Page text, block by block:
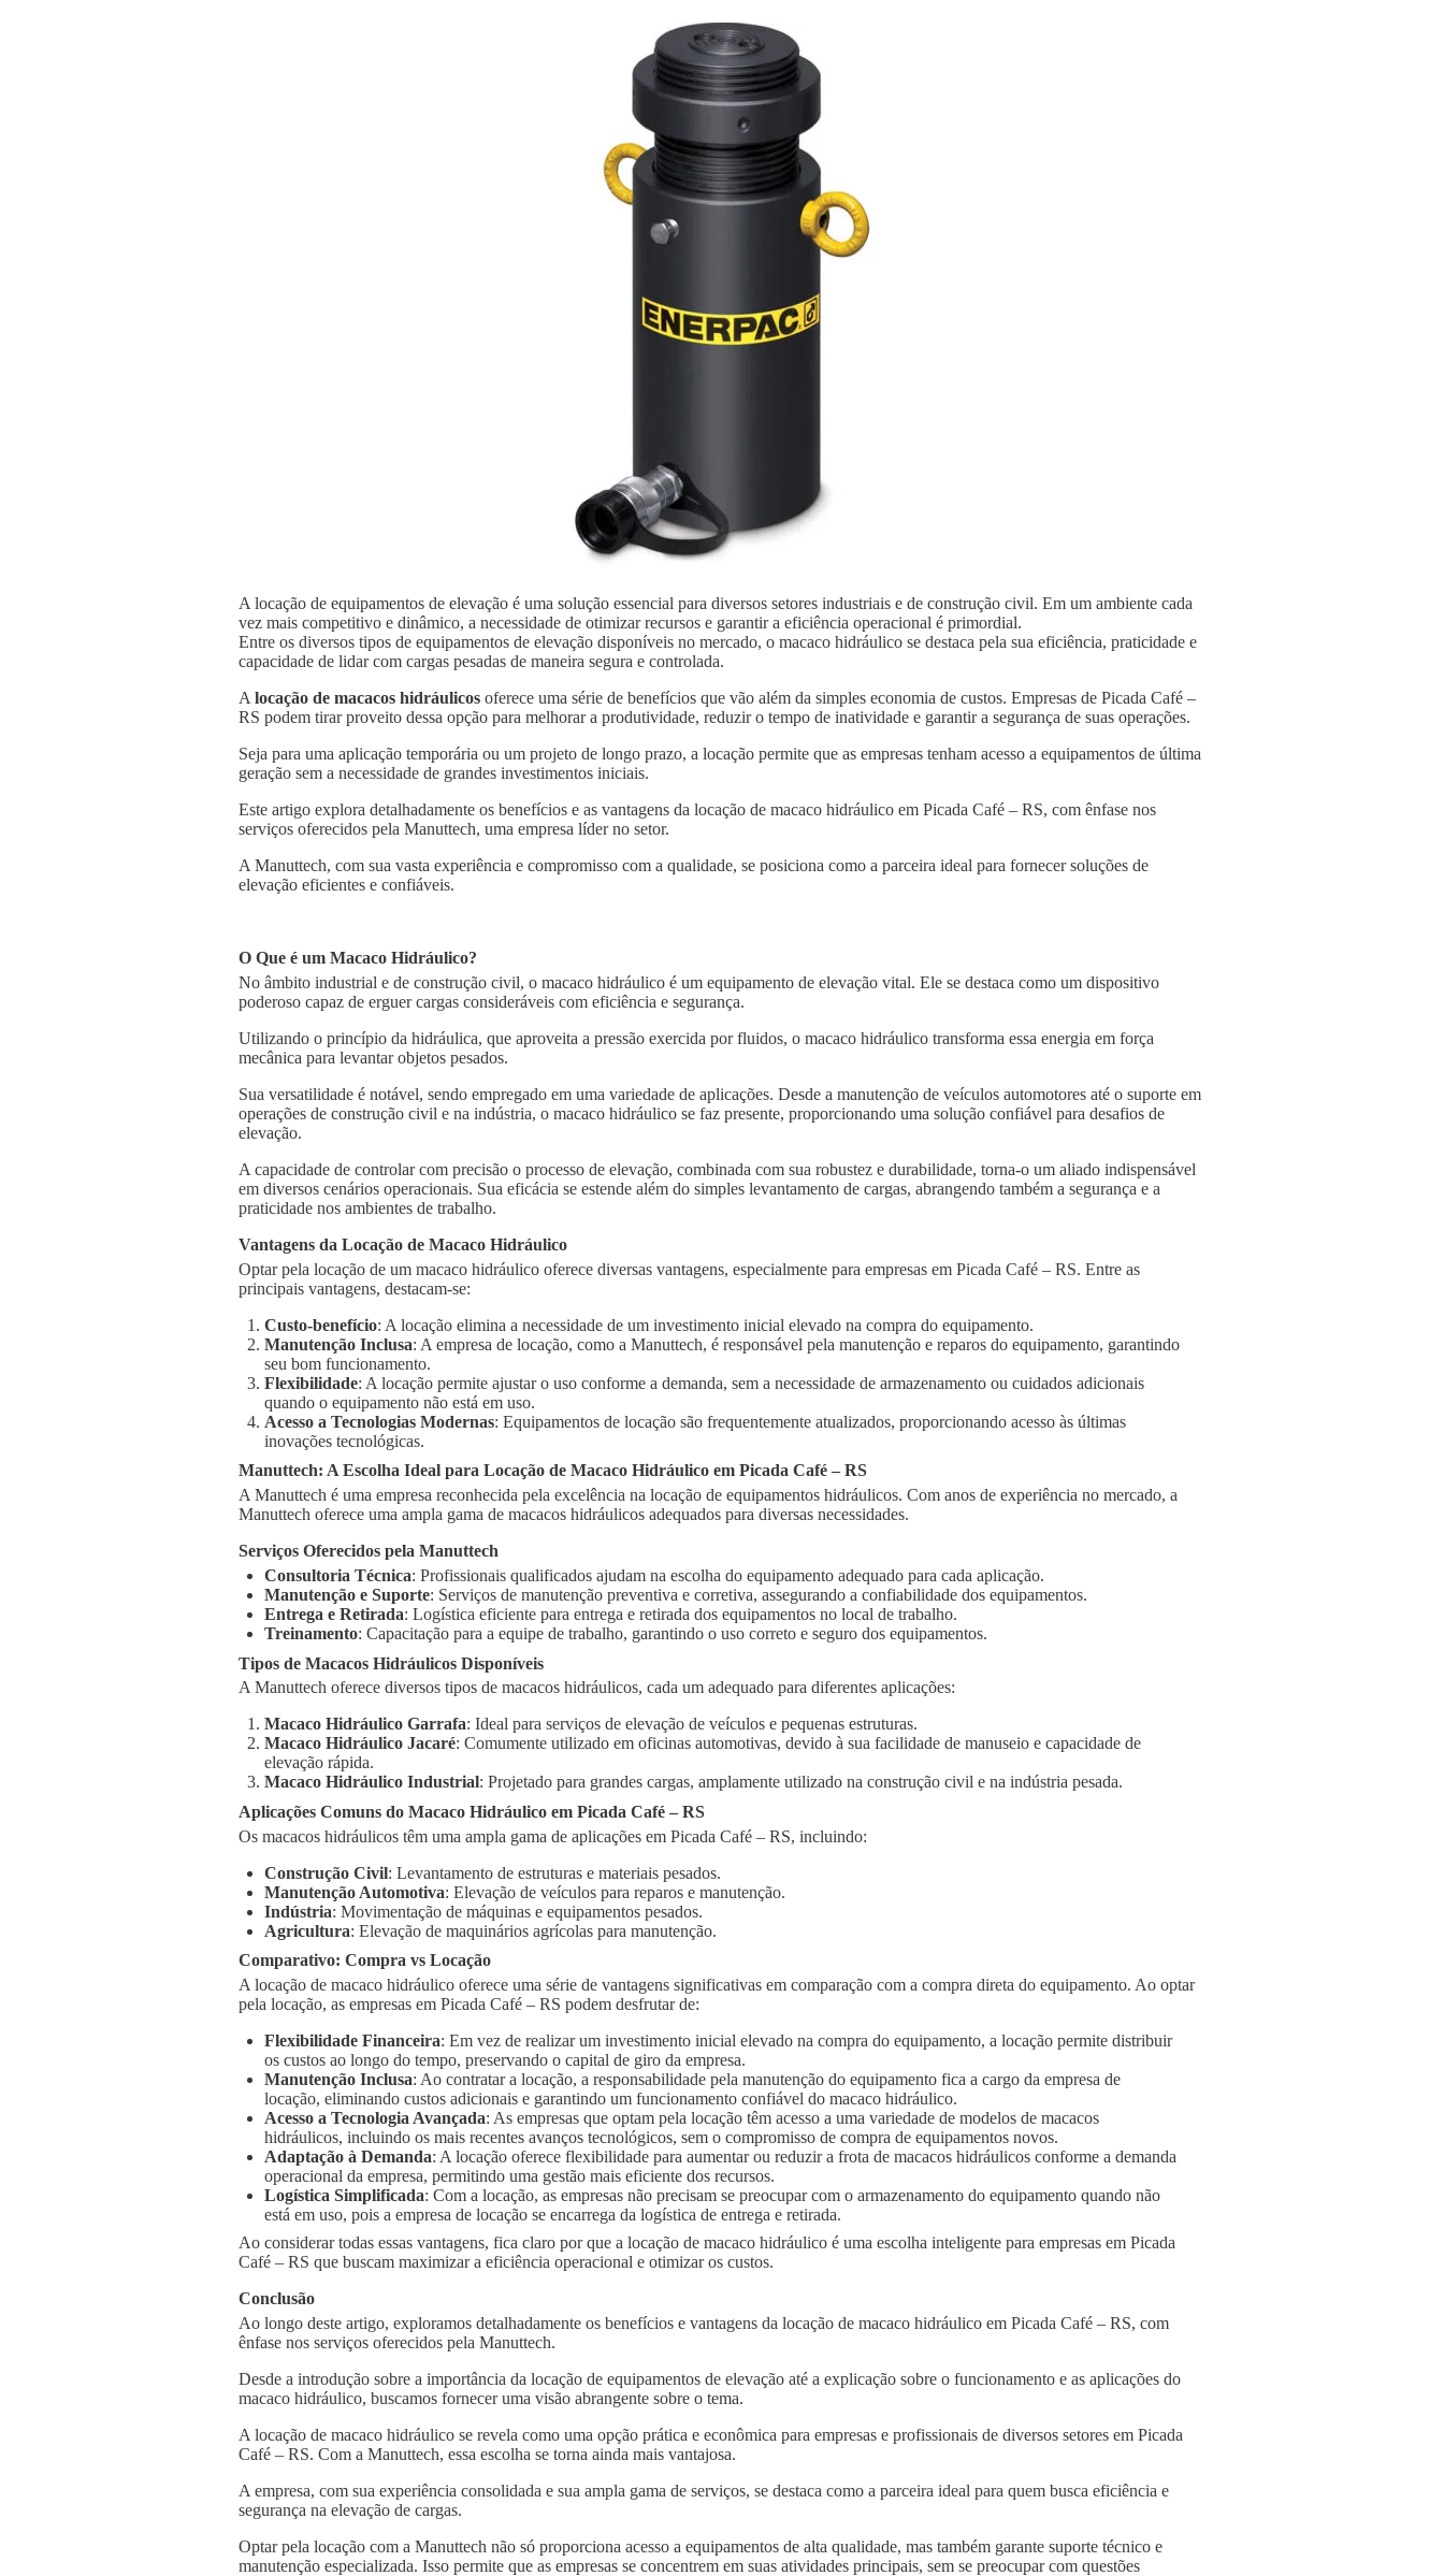
A locação de equipamentos de elevação é uma solução essencial para diversos setores industriais e de construção civil. Em um ambiente cada
vez mais competitivo e dinâmico, a necessidade de otimizar recursos e garantir a eficiência operacional é primordial.
Entre os diversos tipos de equipamentos de elevação disponíveis no mercado, o macaco hidráulico se destaca pela sua eficiência, praticidade e
capacidade de lidar com cargas pesadas de maneira segura e controlada.
A locação de macacos hidráulicos oferece uma série de benefícios que vão além da simples economia de custos. Empresas de Picada Café –
RS podem tirar proveito dessa opção para melhorar a produtividade, reduzir o tempo de inatividade e garantir a segurança de suas operações.
Seja para uma aplicação temporária ou um projeto de longo prazo, a locação permite que as empresas tenham acesso a equipamentos de última
geração sem a necessidade de grandes investimentos iniciais.
Este artigo explora detalhadamente os benefícios e as vantagens da locação de macaco hidráulico em Picada Café – RS, com ênfase nos
serviços oferecidos pela Manuttech, uma empresa líder no setor.
A Manuttech, com sua vasta experiência e compromisso com a qualidade, se posiciona como a parceira ideal para fornecer soluções de
elevação eficientes e confiáveis.
O Que é um Macaco Hidráulico?
No âmbito industrial e de construção civil, o macaco hidráulico é um equipamento de elevação vital. Ele se destaca como um dispositivo
poderoso capaz de erguer cargas consideráveis com eficiência e segurança.
Utilizando o princípio da hidráulica, que aproveita a pressão exercida por fluidos, o macaco hidráulico transforma essa energia em força
mecânica para levantar objetos pesados.
Sua versatilidade é notável, sendo empregado em uma variedade de aplicações. Desde a manutenção de veículos automotores até o suporte em
operações de construção civil e na indústria, o macaco hidráulico se faz presente, proporcionando uma solução confiável para desafios de
elevação.
A capacidade de controlar com precisão o processo de elevação, combinada com sua robustez e durabilidade, torna-o um aliado indispensável
em diversos cenários operacionais. Sua eficácia se estende além do simples levantamento de cargas, abrangendo também a segurança e a
praticidade nos ambientes de trabalho.
Vantagens da Locação de Macaco Hidráulico
Optar pela locação de um macaco hidráulico oferece diversas vantagens, especialmente para empresas em Picada Café – RS. Entre as
principais vantagens, destacam-se:
Custo-benefício: A locação elimina a necessidade de um investimento inicial elevado na compra do equipamento.
Manutenção Inclusa: A empresa de locação, como a Manuttech, é responsável pela manutenção e reparos do equipamento, garantindo
seu bom funcionamento.
Flexibilidade: A locação permite ajustar o uso conforme a demanda, sem a necessidade de armazenamento ou cuidados adicionais
quando o equipamento não está em uso.
Acesso a Tecnologias Modernas: Equipamentos de locação são frequentemente atualizados, proporcionando acesso às últimas
inovações tecnológicas.
Manuttech: A Escolha Ideal para Locação de Macaco Hidráulico em Picada Café – RS
A Manuttech é uma empresa reconhecida pela excelência na locação de equipamentos hidráulicos. Com anos de experiência no mercado, a
Manuttech oferece uma ampla gama de macacos hidráulicos adequados para diversas necessidades.
Serviços Oferecidos pela Manuttech
Consultoria Técnica: Profissionais qualificados ajudam na escolha do equipamento adequado para cada aplicação.
Manutenção e Suporte: Serviços de manutenção preventiva e corretiva, assegurando a confiabilidade dos equipamentos.
Entrega e Retirada: Logística eficiente para entrega e retirada dos equipamentos no local de trabalho.
Treinamento: Capacitação para a equipe de trabalho, garantindo o uso correto e seguro dos equipamentos.
Tipos de Macacos Hidráulicos Disponíveis
A Manuttech oferece diversos tipos de macacos hidráulicos, cada um adequado para diferentes aplicações:
Macaco Hidráulico Garrafa: Ideal para serviços de elevação de veículos e pequenas estruturas.
Macaco Hidráulico Jacaré: Comumente utilizado em oficinas automotivas, devido à sua facilidade de manuseio e capacidade de
elevação rápida.
Macaco Hidráulico Industrial: Projetado para grandes cargas, amplamente utilizado na construção civil e na indústria pesada.
Aplicações Comuns do Macaco Hidráulico em Picada Café – RS
Os macacos hidráulicos têm uma ampla gama de aplicações em Picada Café – RS, incluindo:
Construção Civil: Levantamento de estruturas e materiais pesados.
Manutenção Automotiva: Elevação de veículos para reparos e manutenção.
Indústria: Movimentação de máquinas e equipamentos pesados.
Agricultura: Elevação de maquinários agrícolas para manutenção.
Comparativo: Compra vs Locação
A locação de macaco hidráulico oferece uma série de vantagens significativas em comparação com a compra direta do equipamento. Ao optar
pela locação, as empresas em Picada Café – RS podem desfrutar de:
Flexibilidade Financeira: Em vez de realizar um investimento inicial elevado na compra do equipamento, a locação permite distribuir
os custos ao longo do tempo, preservando o capital de giro da empresa.
Manutenção Inclusa: Ao contratar a locação, a responsabilidade pela manutenção do equipamento fica a cargo da empresa de
locação, eliminando custos adicionais e garantindo um funcionamento confiável do macaco hidráulico.
Acesso a Tecnologia Avançada: As empresas que optam pela locação têm acesso a uma variedade de modelos de macacos
hidráulicos, incluindo os mais recentes avanços tecnológicos, sem o compromisso de compra de equipamentos novos.
Adaptação à Demanda: A locação oferece flexibilidade para aumentar ou reduzir a frota de macacos hidráulicos conforme a demanda
operacional da empresa, permitindo uma gestão mais eficiente dos recursos.
Logística Simplificada: Com a locação, as empresas não precisam se preocupar com o armazenamento do equipamento quando não
está em uso, pois a empresa de locação se encarrega da logística de entrega e retirada.
Ao considerar todas essas vantagens, fica claro por que a locação de macaco hidráulico é uma escolha inteligente para empresas em Picada
Café – RS que buscam maximizar a eficiência operacional e otimizar os custos.
Conclusão
Ao longo deste artigo, exploramos detalhadamente os benefícios e vantagens da locação de macaco hidráulico em Picada Café – RS, com
ênfase nos serviços oferecidos pela Manuttech.
Desde a introdução sobre a importância da locação de equipamentos de elevação até a explicação sobre o funcionamento e as aplicações do
macaco hidráulico, buscamos fornecer uma visão abrangente sobre o tema.
A locação de macaco hidráulico se revela como uma opção prática e econômica para empresas e profissionais de diversos setores em Picada
Café – RS. Com a Manuttech, essa escolha se torna ainda mais vantajosa.
A empresa, com sua experiência consolidada e sua ampla gama de serviços, se destaca como a parceira ideal para quem busca eficiência e
segurança na elevação de cargas.
Optar pela locação com a Manuttech não só proporciona acesso a equipamentos de alta qualidade, mas também garante suporte técnico e
manutenção especializada. Isso permite que as empresas se concentrem em suas atividades principais, sem se preocupar com questões